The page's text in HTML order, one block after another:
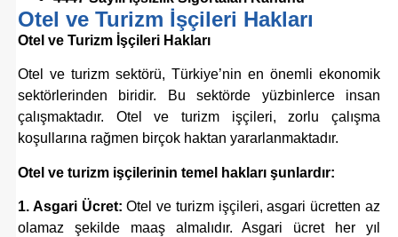
Otel ve Turizm İşçileri Hakları
Otel ve Turizm İşçileri Hakları
Otel ve turizm sektörü, Türkiye’nin en önemli ekonomik
sektörlerinden biridir. Bu sektörde yüzbinlerce insan
çalışmaktadır. Otel ve turizm işçileri, zorlu çalışma
koşullarına rağmen birçok haktan yararlanmaktadır.
Otel ve turizm işçilerinin temel hakları şunlardır:
1. Asgari Ücret: Otel ve turizm işçileri, asgari ücretten az
olamaz şekilde maaş almalıdır. Asgari ücret her yıl